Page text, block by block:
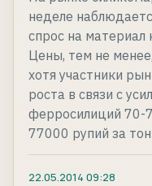
неделе
спрос на материал
Цены, тем не
хотя участники
роста в связи с
ферросилиций 70-
77000 рупий за
22.05.2014 09:28